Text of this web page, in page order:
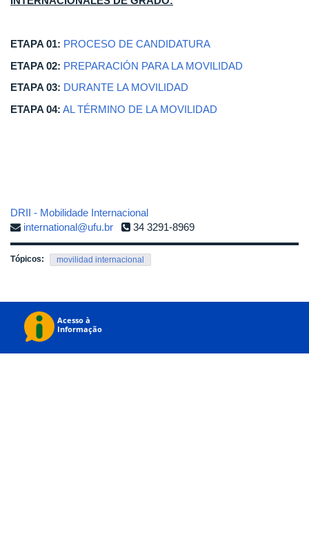
ETAPA 01: PROCESO DE CANDIDATURA
ETAPA 02: PREPARACIÓN PARA LA MOVILIDAD
ETAPA 03: DURANTE LA MOVILIDAD
ETAPA 04: AL TÉRMINO DE LA MOVILIDAD
DRII - Mobilidade Internacional
international@ufu.br
34 3291-8969
Tópicos: movilidad internacional